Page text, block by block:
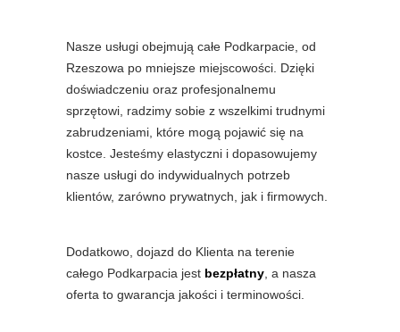
Nasze usługi obejmują całe Podkarpacie, od
Rzeszowa po mniejsze miejscowości. Dzięki
doświadczeniu oraz profesjonalnemu
sprzętowi, radzimy sobie z wszelkimi trudnymi
zabrudzeniami, które mogą pojawić się na
kostce. Jesteśmy elastyczni i dopasowujemy
nasze usługi do indywidualnych potrzeb
klientów, zarówno prywatnych, jak i firmowych.
Dodatkowo, dojazd do Klienta na terenie
całego Podkarpacia jest bezpłatny, a nasza
oferta to gwarancja jakości i terminowości.